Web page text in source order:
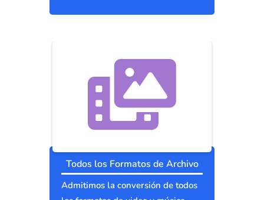
Todos los Formatos de Archivo
Admitimos la conversión de todos